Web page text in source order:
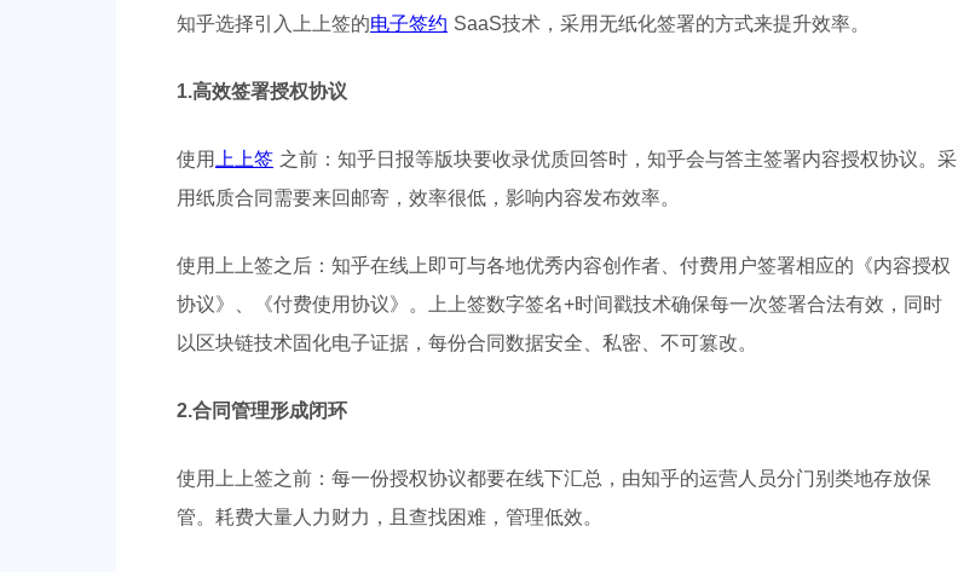
知乎选择引入上上签的电子签约 SaaS技术，采用无纸化签署的方式来提升效率。
1.高效签署授权协议
使用 上上签 之前：知乎日报等版块要收录优质回答时，知乎会与答主签署内容授权协议。采
用纸质合同需要来回邮寄，效率很低，影响内容发布效率。
使用上上签之后：知乎在线上即可与各地优秀内容创作者、付费用户签署相应的《内容授权
协议》、《付费使用协议》。上上签数字签名+时间戳技术确保每一次签署合法有效，同时
以区块链技术固化电子证据，每份合同数据安全、私密、不可篡改。
2.合同管理形成闭环
使用上上签之前：每一份授权协议都要在线下汇总，由知乎的运营人员分门别类地存放保
管。耗费大量人力财力，且查找困难，管理低效。